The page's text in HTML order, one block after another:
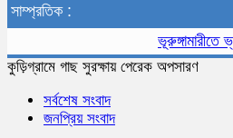
সাম্প্রতিক :
ভূরুঙ্গামারীতে
কুড়িগ্রামে গাছ সুরক্ষায় পেরেক অপসারণ
সর্বশেষ সংবাদ
জনপ্রিয় সংবাদ